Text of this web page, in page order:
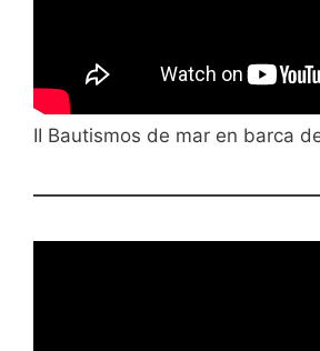
II Bautismos de mar en barca